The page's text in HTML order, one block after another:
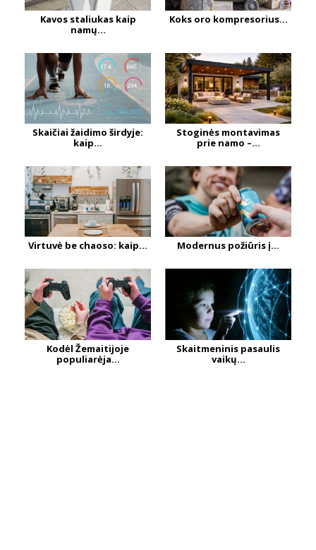
Kavos staliukas kaip
namų...
Koks oro kompresorius...
Skaičiai žaidimo širdyje:
kaip...
Stoginės montavimas
prie namo –...
Virtuvė be chaoso: kaip... Modernus požiūris į...
Kodėl Žemaitijoje
populiarėja...
Skaitmeninis pasaulis
vaikų...